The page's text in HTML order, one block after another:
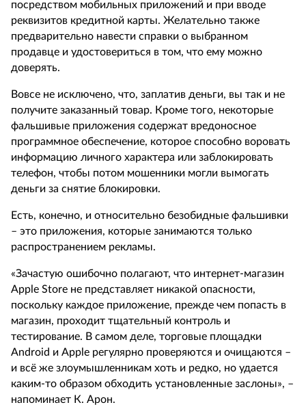
посредством мобильных приложений и при вводе
реквизитов кредитной карты. Желательно также
предварительно навести справки о выбранном
продавце и удостовериться в том, что ему можно
доверять.
Вовсе не исключено, что, заплатив деньги, вы так и не
получите заказанный товар. Кроме того, некоторые
фальшивые приложения содержат вредоносное
программное обеспечение, которое способно воровать
информацию личного характера или заблокировать
телефон, чтобы потом мошенники могли вымогать
деньги за снятие блокировки.
Есть, конечно, и относительно безобидные фальшивки
– это приложения, которые занимаются только
распространением рекламы.
«Зачастую ошибочно полагают, что интернет-магазин
Apple Store не представляет никакой опасности,
поскольку каждое приложение, прежде чем попасть в
магазин, проходит тщательный контроль и
тестирование. В самом деле, торговые площадки
Android и Apple регулярно проверяются и очищаются –
и всё же злоумышленникам хоть и редко, но удается
каким-то образом обходить установленные заслоны», –
напоминает К. Арон.